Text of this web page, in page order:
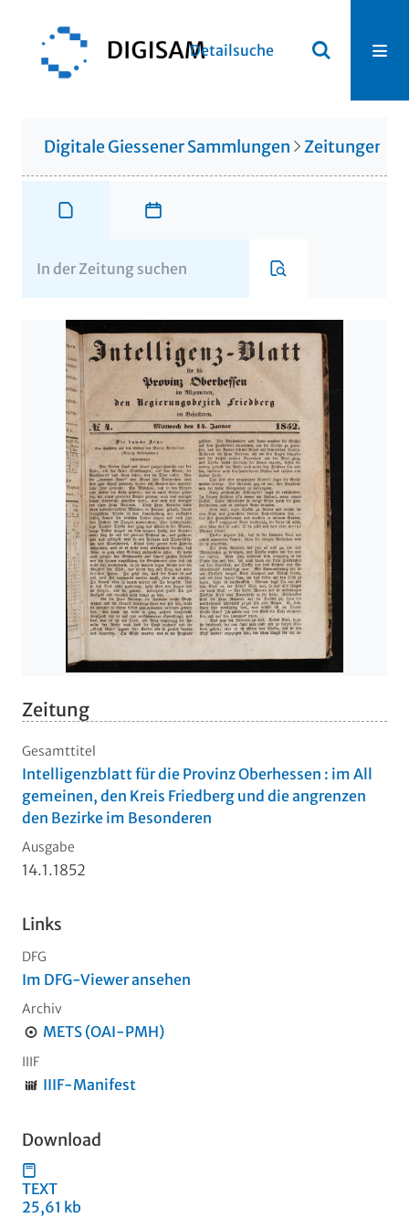
Detailsuche
Digitale Giessener Sammlungen Zeitungen
Zeitung
Gesamttitel
Intelligenzblatt für die Provinz Oberhessen : im All
gemeinen, den Kreis Friedberg und die angrenzen
den Bezirke im Besonderen
Ausgabe
14.1.1852
Links
DFG
Im DFG-Viewer ansehen
Archiv
METS (OAI-PMH)
IIIF
IIIF-Manifest
Download
TEXT
25,61 kb